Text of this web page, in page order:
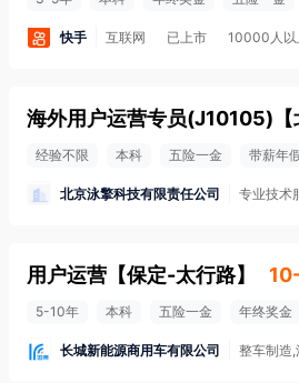
快手 互联网 已上市 10000人以
海外用户运营专员(J10105) 【
经验不限 本科 五险一金 带薪年
北京泳擎科技有限责任公司 专业技术
用户运营 【保定-太行路】
5-10年 本科 五险一金 年终奖金
长城新能源商用车有限公司 整车制造